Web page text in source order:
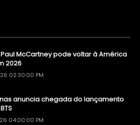
McCartney pode voltar à América
2026
02:30:00 PM
anuncia chegada do lançamento
04:00:00 PM